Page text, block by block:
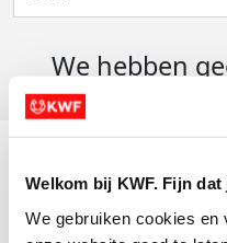
Welkom bij KWF. Fijn
We gebruiken cookies en
We hebben
Actiematerialen
Evenementen